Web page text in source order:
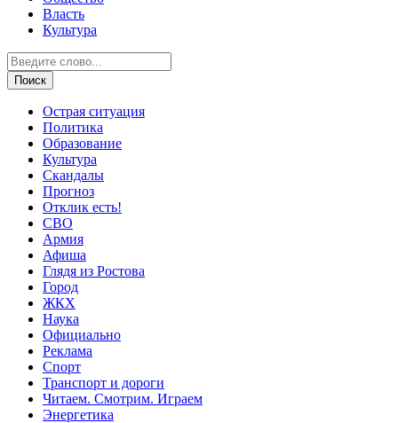
Власть
Культура
Острая ситуация
Политика
Образование
Культура
Скандалы
Прогноз
Отклик есть!
СВО
Армия
Афиша
Глядя из Ростова
Город
ЖКХ
Наука
Официально
Реклама
Спорт
Транспорт и дороги
Читаем. Смотрим. Играем
Энергетика